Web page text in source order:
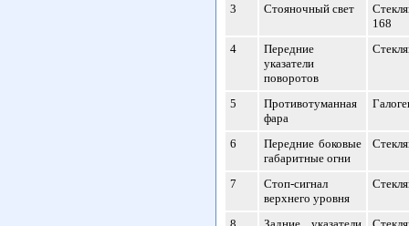
3 Стояночный свет
168
4
Передние
указатели
поворотов
5
Противотуманная
фара
6
Передние боковые
габаритные огни
7
Стоп-сигнал
верхнего уровня